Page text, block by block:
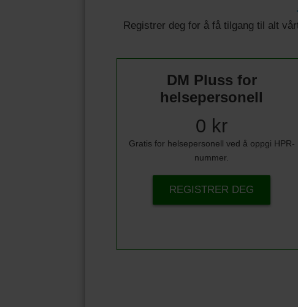
Registrer deg for å få tilgang til alt
DM Pluss for
helsepersonell
0 kr
Gratis for helsepersonell ved å oppgi HPR-
nummer.
REGISTRER DEG